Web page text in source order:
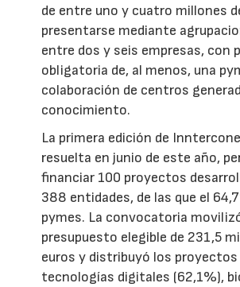
de entre uno y cuatro millones
presentarse mediante
entre dos y seis empresas, con
obligatoria de, al menos, una
colaboración de centros
conocimiento.
La primera edición de
resuelta en junio de este año,
financiar 100 proyectos
388 entidades, de las que el
pymes. La convocatoria
presupuesto elegible de 231,5
euros y distribuyó los
tecnologías digitales (62,1%),